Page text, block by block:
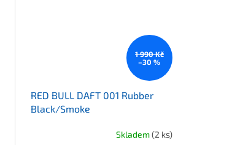
1 990 Kč
–30 %
RED BULL DAFT 001 Rubber
Black/Smoke
Skladem(2 ks)